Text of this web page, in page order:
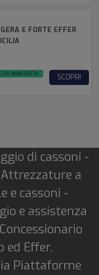
E FORTE EFFER
IMMEDIATA SCOPRI
di cassoni -
a
e cassoni -
e assistenza
ed Effer.
Piattaforme